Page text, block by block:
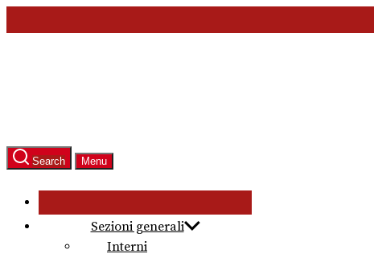
to
Search Menu
Sezioni generali
Interni